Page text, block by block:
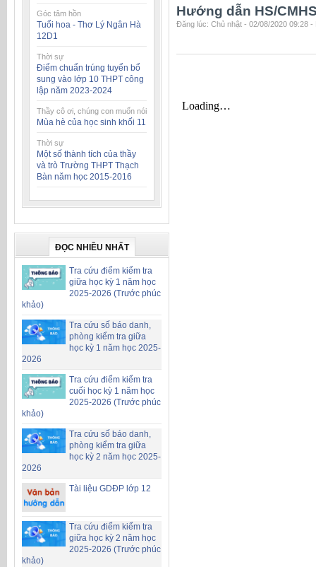
Góc tâm hồn
Tuổi hoa - Thơ Lý Ngân Hà
12D1
Thời sự
Điểm chuẩn trúng tuyển bổ
sung vào lớp 10 THPT công
lập năm 2023-2024
Thầy cô ơi, chúng con muốn nói
Mùa hè của học sinh khối 11
Thời sự
Một số thành tích của thầy
và trò Trường THPT Thạch
Bàn năm học 2015-2016
ĐỌC NHIỀU NHẤT
Tra cứu điểm kiểm tra
giữa học kỳ 1 năm học
2025-2026 (Trước phúc
khảo)
Tra cứu số báo danh,
phòng kiểm tra giữa
học kỳ 1 năm học 2025-
2026
Tra cứu điểm kiểm tra
cuối học kỳ 1 năm học
2025-2026 (Trước phúc
khảo)
Tra cứu số báo danh,
phòng kiểm tra giữa
học kỳ 2 năm học 2025-
2026
Tài liệu GDĐP lớp 12
Tra cứu điểm kiểm tra
giữa học kỳ 2 năm học
2025-2026 (Trước phúc
khảo)
Hướng dẫn HS/
Đăng lúc: Chủ nhật - 02/08/2020 09:28